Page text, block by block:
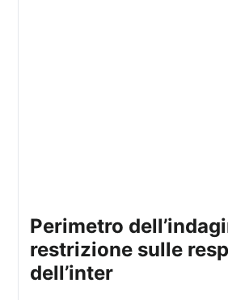
perimetro dell’indagine:
restrizione sulle
dell’inter